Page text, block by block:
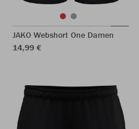
JAKO Webshort One Damen
14,99 €